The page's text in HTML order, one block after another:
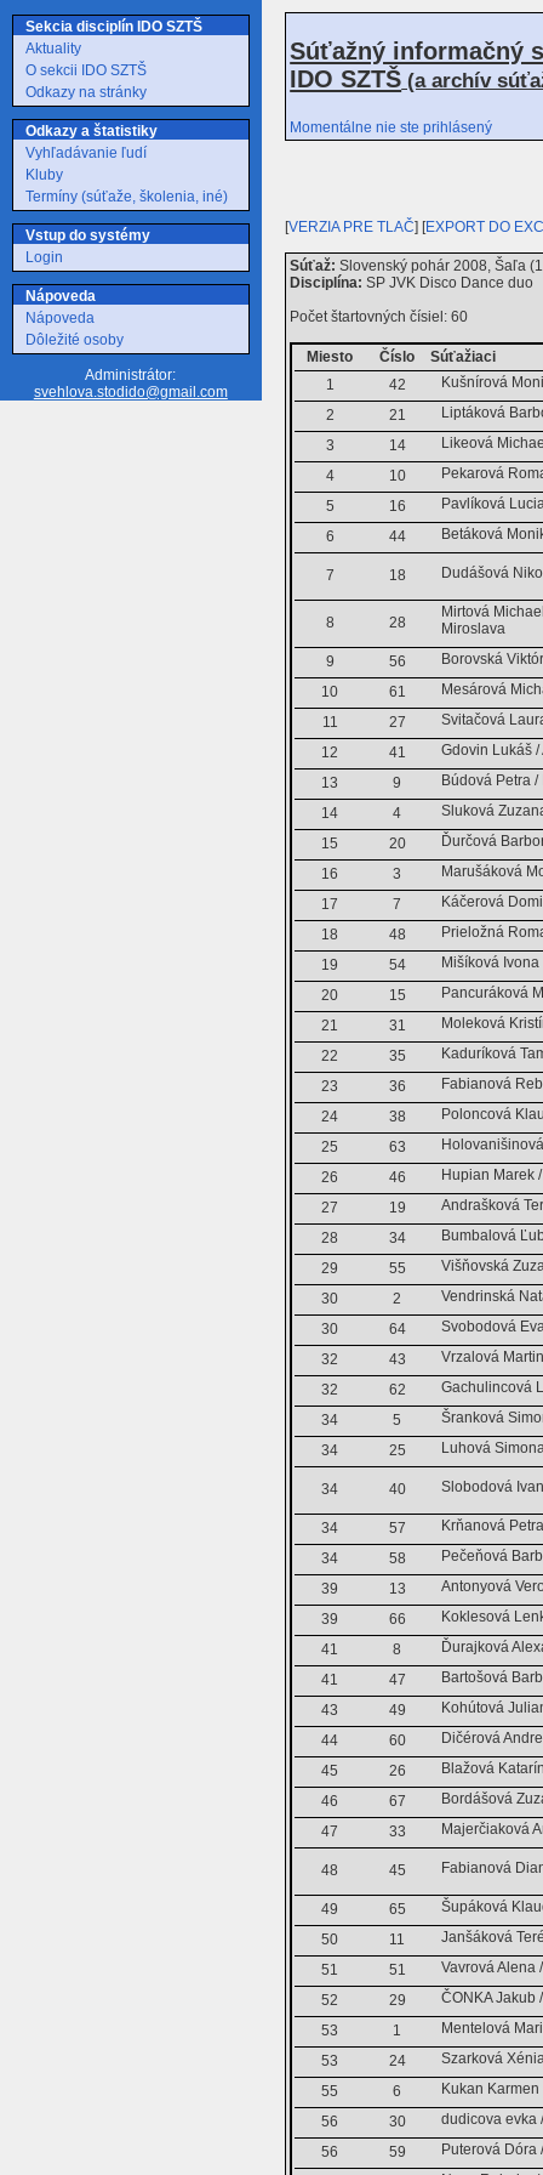
Sekcia disciplín IDO SZTŠ
Aktuality
O sekcii IDO SZTŠ
Odkazy na stránky
Odkazy a štatistiky
Vyhľadávanie ľudí
Kluby
Termíny (súťaže, školenia, iné)
Vstup do systémy
Login
Nápoveda
Nápoveda
Dôležité osoby
Administrátor:
svehlova.stodido@gmail.com
Súťažný informačný
IDO SZTŠ (a archív
Momentálne nie ste prihlásený
[VERZIA PRE TLAČ] [EXPORT DO
Súťaž: Slovenský pohár 2008, Šaľa
Disciplína: SP JVK Disco Dance duo
Počet štartovných čísiel: 60
Miesto Číslo
Súťažiaci
1
42
Kušnírová
2
21
Liptáková
3
14
Likeová
4
10
Pekarová
5
16
Pavlíková
6
44 Betáková
7 18 Dudášová
8 28
Mirtová
Miroslava
9
56
Borovská
10
61
Mesárová
11
27
Svitačová
12
41
Gdovin Lukáš
13
9
Búdová Petra
14
4
Sluková
15
20
Ďurčová
16
3
Marušáková
17
7
Káčerová
18
48
Prieložná
19
54
Mišíková
20
15
Pancuráková
21
31
Moleková
22
35
Kaduríková
23
36
Fabianová
24
38
Poloncová
25
63
26
46
Hupian Marek
27
19
Andrašková
28
34
Bumbalová
29
55
Višňovská
30
2
Vendrinská
30
64
Svobodová
32
43
Vrzalová
32
62
Gachulincová
34
5
Šranková
34
25 Luhová
34 40 Slobodová
34 57
Krňanová
34
58
Pečeňová
39
13
Antonyová
39
66
Koklesová
41
8
Ďurajková
41
47
Bartošová
43
49
Kohútová
44
60
Dičérová
45
26
Blažová
46
67
Bordášová
47
33 Majerčiaková
48 45 Fabianová
49 65
Šupáková
50
11
Janšáková
51
51
Vavrová Alena
52
29
ČONKA Jakub
53
1
Mentelová
53
24
Szarková
55
6
Kukan
56
30
dudicova evka
56
59
Puterová Dóra